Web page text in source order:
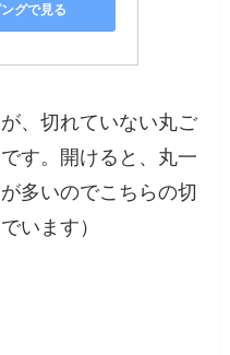
グで見る
、切れていない丸ご
す。開けると、丸一
多いのでこちらの切
います）